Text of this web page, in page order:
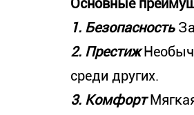
Основные
1. Безопасность
2. Престиж
среди других.
3. Комфорт